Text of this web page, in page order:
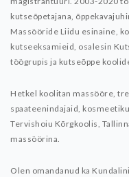
kutseõpetajana,
Massööride Liidu esinaine,
kutseeksamieid, osalesin
töögrupis ja kutseõppe
Hetkel koolitan massööre,
spaateenindajaid,
Tervishoiu Kõrgkoolis,
massöörina.
Olen omandanud ka